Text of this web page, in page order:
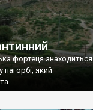
фортеця знаходиться
який